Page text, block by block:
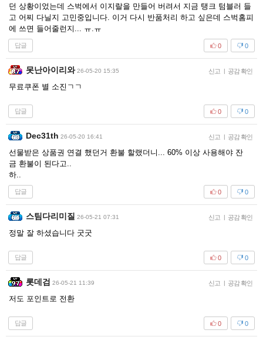
던 상황이었는데 스벅에서 이지랄을 만들어 버려서 지금 탱크 텀블러 들
고 어찌 다닐지 고민중입니다. 이거 다시 반품처리 하고 싶은데 스벅홈피
에 쓰면 들어줄런지... ㅠ.ㅠ
답글 0
0
못난아이리와 26-05-20 15:35 신고 | 공감 확인
무료쿠폰 별 소진ㄱㄱ
답글 0
0
Dec31th 26-05-20 16:41 신고 | 공감 확인
선물받은 상품권 연결 했던거 환불 할랬더니... 60% 이상 사용해야 잔
금 환불이 된다고..
하..
답글 0
0
스팀다리미질 26-05-21 07:31 신고 | 공감 확인
정말 잘 하셨습니다 굿굿
답글 0
0
롯데검 26-05-21 11:39 신고 | 공감 확인
저도 포인트로 전환
답글 0
0